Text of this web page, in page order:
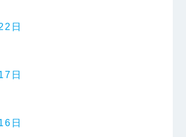
日
日
日